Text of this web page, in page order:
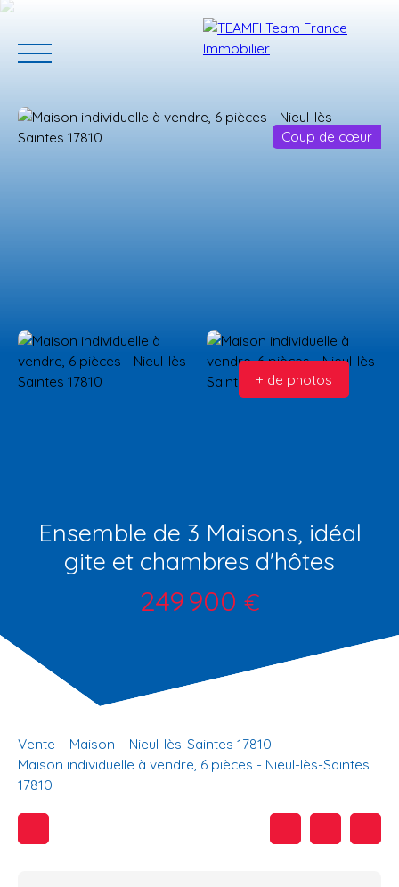
Estimation
Coup de cœur
+ de photos
Ensemble de 3 Maisons, idéal
gite et chambres d'hôtes
249 900 €
Vente Maison
Nieul-lès-Saintes 17810
Maison individuelle à vendre, 6 pièces - Nieul-lès-Saintes
17810